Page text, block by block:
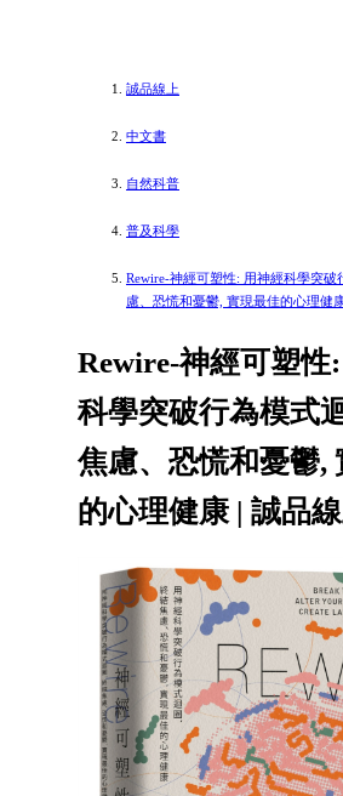
誠品線上
中文書
自然科普
普及科學
Rewire-神經可塑性: 用神經科學突破
慮、恐慌和憂鬱, 實現最佳的心理健
Rewire-神經可塑性
科學突破行為模式
焦慮、恐慌和憂鬱,
的心理健康 | 誠品